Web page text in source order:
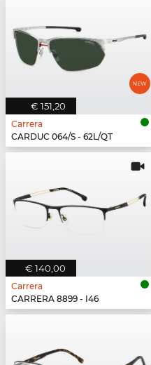
€ 151,20
Carrera
CARDUC 064/S - 62L/QT
€ 140,00
Carrera
CARRERA 8899 - I46